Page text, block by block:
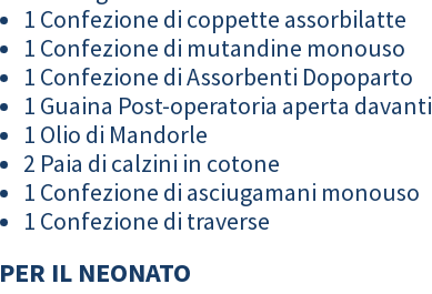
1 Confezione di coppette assorbilatte
1 Confezione di mutandine monouso
1 Confezione di Assorbenti Dopoparto
1 Guaina Post-operatoria aperta davanti
1 Olio di Mandorle
2 Paia di calzini in cotone
1 Confezione di asciugamani monouso
1 Confezione di traverse
PER IL NEONATO